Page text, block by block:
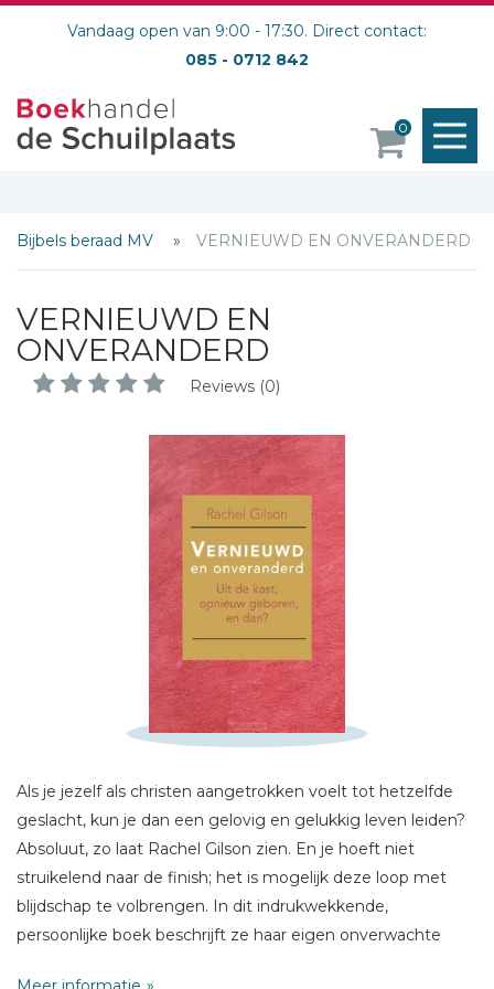
Vandaag open van 9:00 - 17:30. Direct contact:
085 - 0712 842
0
Bijbels beraad MV VERNIEUWD EN ONVERANDERD
VERNIEUWD EN
ONVERANDERD
Reviews (0)
Als je jezelf als christen aangetrokken voelt tot hetzelfde
geslacht, kun je dan een gelovig en gelukkig leven leiden?
Absoluut, zo laat Rachel Gilson zien. En je hoeft niet
struikelend naar de finish; het is mogelijk deze loop met
blijdschap te volbrengen. In dit indrukwekkende,
persoonlijke boek beschrijft ze haar eigen onverwachte
Schrijf hieronder je review!
Titel *
Bericht *